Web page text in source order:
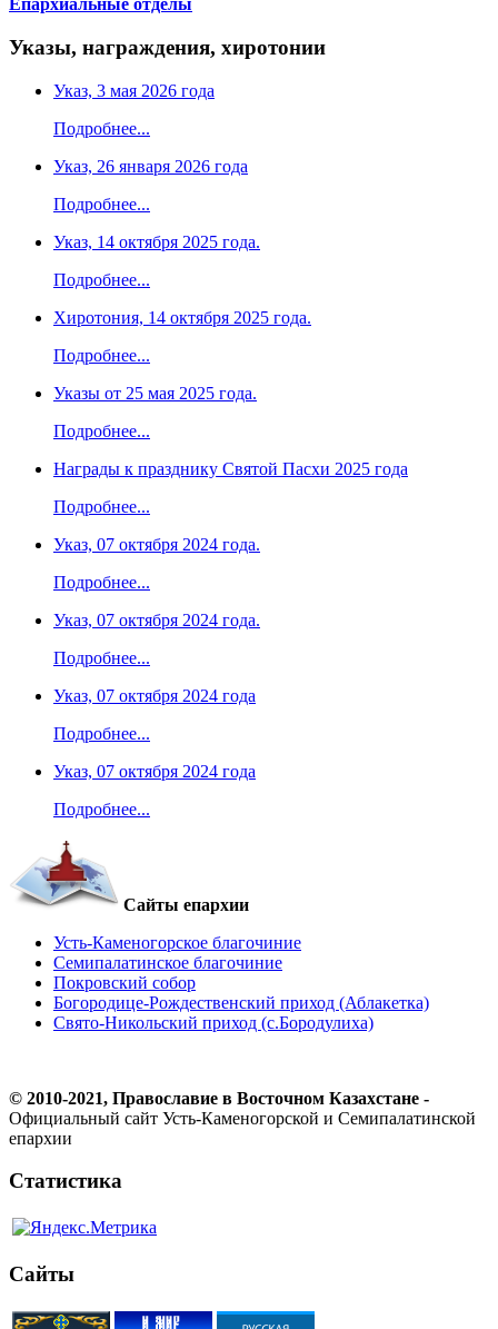
Епархиальные отделы
Указы, награждения, хиротонии
Указ, 3 мая 2026 года
Подробнее...
Указ, 26 января 2026 года
Подробнее...
Указ, 14 октября 2025 года.
Подробнее...
Хиротония, 14 октября 2025 года.
Подробнее...
Указы от 25 мая 2025 года.
Подробнее...
Награды к празднику Святой Пасхи 2025 года
Подробнее...
Указ, 07 октября 2024 года.
Подробнее...
Указ, 07 октября 2024 года.
Подробнее...
Указ, 07 октября 2024 года
Подробнее...
Указ, 07 октября 2024 года
Подробнее...
Сайты епархии
Усть-Каменогорское благочиние
Семипалатинское благочиние
Покровский собор
Богородице-Рождественский приход (Аблакетка)
Свято-Никольский приход (с.Бородулиха)
© 2010-2021, Православие в Восточном Казахстане -
Официальный сайт Усть-Каменогорской и Семипалатинской
епархии
Статистика
Сайты